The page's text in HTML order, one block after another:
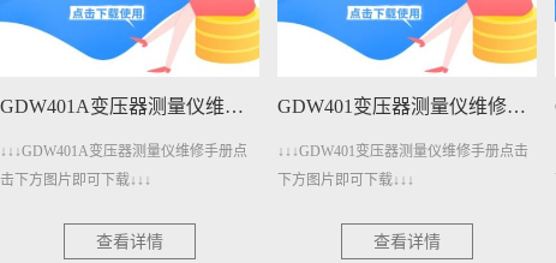
GDW401A变压器测量仪维修手册下载
↓↓↓GDW401A变压器测量仪维修手册点
击下方图片即可下载↓↓↓
查看详情
GDW401变压器测量仪维修手册下载
↓↓↓GDW401变压器测量仪维修手册点击
下方图片即可下载↓↓↓
查看详情